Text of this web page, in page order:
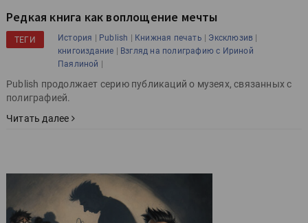
Редкая книга как воплощение мечты
ТЕГИ История | Publish | Книжная печать | Эксклюзив |
книгоиздание | Взгляд на полиграфию с Ириной
Паялиной |
Publish продолжает серию публикаций о музеях, связанных с
полиграфией.
Читать далее